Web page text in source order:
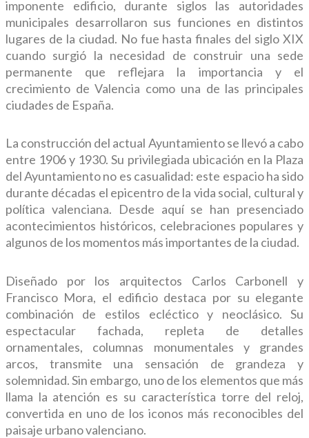
imponente edificio, durante siglos las autoridades
municipales desarrollaron sus funciones en distintos
lugares de la ciudad. No fue hasta finales del siglo XIX
cuando surgió la necesidad de construir una sede
permanente que reflejara la importancia y el
crecimiento de Valencia como una de las principales
ciudades de España.
La construcción del actual Ayuntamiento se llevó a cabo
entre 1906 y 1930. Su privilegiada ubicación en la Plaza
del Ayuntamiento no es casualidad: este espacio ha sido
durante décadas el epicentro de la vida social, cultural y
política valenciana. Desde aquí se han presenciado
acontecimientos históricos, celebraciones populares y
algunos de los momentos más importantes de la ciudad.
Diseñado por los arquitectos Carlos Carbonell y
Francisco Mora, el edificio destaca por su elegante
combinación de estilos ecléctico y neoclásico. Su
espectacular fachada, repleta de detalles
ornamentales, columnas monumentales y grandes
arcos, transmite una sensación de grandeza y
solemnidad. Sin embargo, uno de los elementos que más
llama la atención es su característica torre del reloj,
convertida en uno de los iconos más reconocibles del
paisaje urbano valenciano.